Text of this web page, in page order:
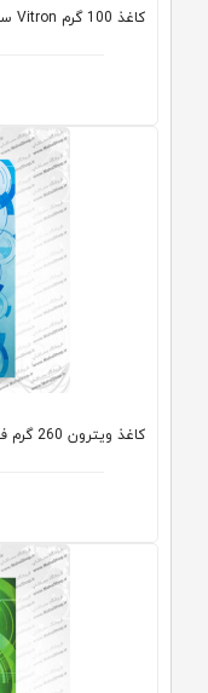
کاغذ 100 گرم Vitron سابلیمیشن 100 برگی A3
کاغذ ویترون 260 گرم فتوگلاسه 20 برگی A4